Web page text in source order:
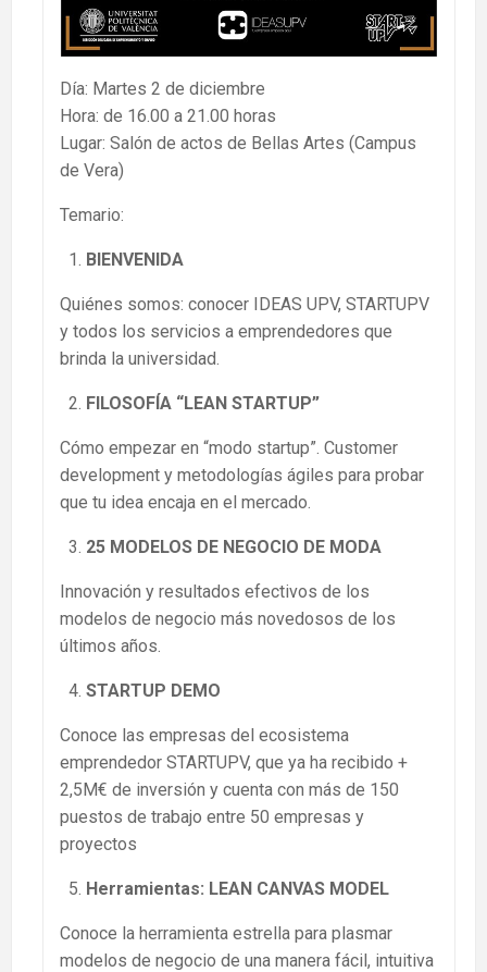
Día: Martes 2 de diciembre
Hora: de 16.00 a 21.00 horas
Lugar: Salón de actos de Bellas Artes (Campus
de Vera)
Temario:
BIENVENIDA
Quiénes somos: conocer IDEAS UPV, STARTUPV
y todos los servicios a emprendedores que
brinda la universidad.
FILOSOFÍA “LEAN STARTUP”
Cómo empezar en “modo startup”. Customer
development y metodologías ágiles para probar
que tu idea encaja en el mercado.
25 MODELOS DE NEGOCIO DE MODA
Innovación y resultados efectivos de los
modelos de negocio más novedosos de los
últimos años.
STARTUP DEMO
Conoce las empresas del ecosistema
emprendedor STARTUPV, que ya ha recibido +
2,5M€ de inversión y cuenta con más de 150
puestos de trabajo entre 50 empresas y
proyectos
Herramientas: LEAN CANVAS MODEL
Conoce la herramienta estrella para plasmar
modelos de negocio de una manera fácil, intuitiva